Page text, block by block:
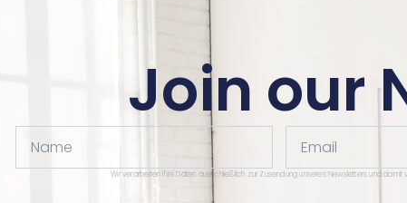
Join our
Name Email
Wir verarbeiten Ihre Daten ausschließlich zur Zusendung unseres Newsletters und